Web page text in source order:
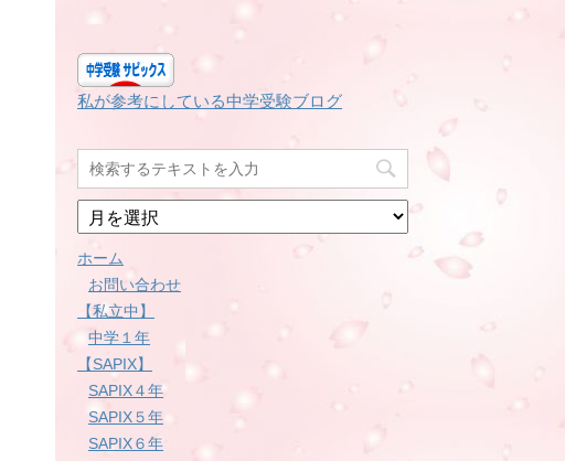
私が参考にしている中学受験ブログ
月
別
ホーム
お問い合わせ
【私立中】
中学１年
【SAPIX】
SAPIX４年
SAPIX５年
SAPIX６年